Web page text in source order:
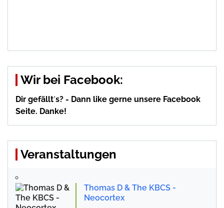
Wir bei Facebook:
Dir gefällt´s? - Dann like gerne unsere Facebook
Seite. Danke!
Veranstaltungen
Thomas D & The KBCS -
Neocortex